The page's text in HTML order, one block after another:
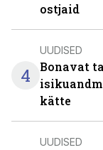
ostjaid
4
UUDISED
Bonavat
kätte
UUDISED